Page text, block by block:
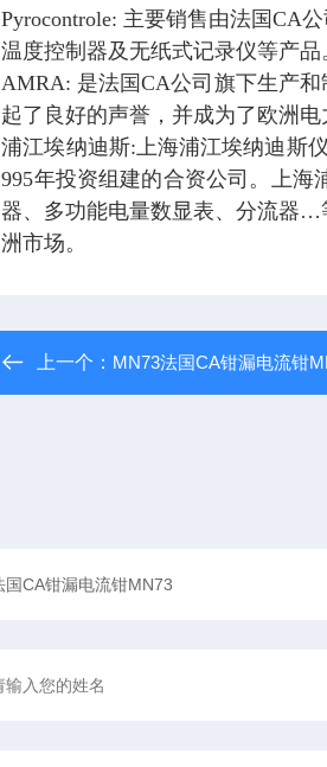
Pyrocontrole: 主要销售由法国CA
温度控制器及无纸式记录仪等产品
AMRA: 是法国CA公司旗下生产
起了良好的声誉，并成为了欧洲
浦江埃纳迪斯:上海浦江埃纳迪斯
995年投资组建的合资公司。上
器、多功能电量数显表、分流器…
洲市场。
上一个： MN73法国CA钳漏电流钳